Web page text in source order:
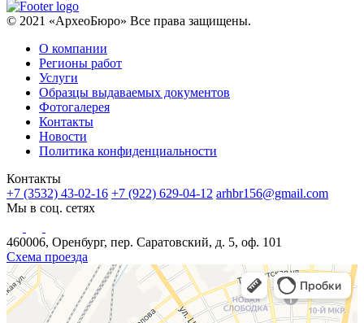
© 2021 «АрхеоБюро» Все права защищены.
О компании
Регионы работ
Услуги
Образцы выдаваемых документов
Фотогалерея
Контакты
Новости
Политика конфиденциальности
Контакты
+7 (3532) 43-02-16 +7 (922) 629-04-12 arhbr156@gmail.com
Мы в соц. сетях
460006, Оренбург, пер. Саратовский, д. 5, оф. 101
Схема проезда